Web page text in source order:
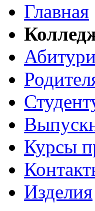
Главная
Курсы
Изделия